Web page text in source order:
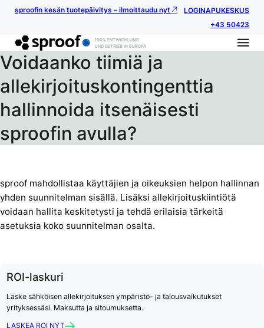
sproofin kesän tuotepäivitys – ilmoittaudu nyt LOGINAPUKESKUS
+43 50423
Voidaanko tiimiä ja
allekirjoituskontingenttia
hallinnoida itsenäisesti
sproofin avulla?
sproof mahdollistaa käyttäjien ja oikeuksien helpon hallinnan
yhden suunnitelman sisällä. Lisäksi allekirjoituskiintiötä
voidaan hallita keskitetysti ja tehdä erilaisia tärkeitä
asetuksia koko suunnitelman osalta.
ROI-laskuri
Laske sähköisen allekirjoituksen ympäristö- ja talousvaikutukset
yrityksessäsi. Maksutta ja sitoumuksetta.
LASKEA ROI NYT